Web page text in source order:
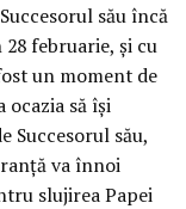
său încă
februarie, şi cu
un moment de
ocazia să îşi
Succesorul său,
va înnoi
slujirea Papei